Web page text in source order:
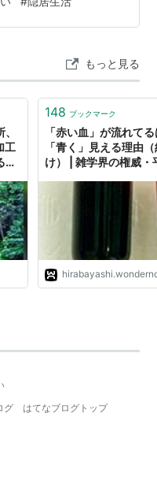
ていれば、ろくな事
いた矢先、 私の同期
ゆる「高年齢者雇用安
「65歳までの完全義
もっと見る
工
の
148 ブックマーク
「赤い血」が流れて
「青く」見える理由
け） | 雑学界の権威・
グ
はてなブログトップ